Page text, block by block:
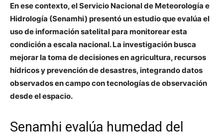
En ese contexto, el Servicio Nacional de Meteorología e
Hidrología (Senamhi) presentó un estudio que evalúa el
uso de información satelital para monitorear esta
condición a escala nacional. La investigación busca
mejorar la toma de decisiones en agricultura, recursos
hídricos y prevención de desastres, integrando datos
observados en campo con tecnologías de observación
desde el espacio.
Senamhi evalúa humedad del